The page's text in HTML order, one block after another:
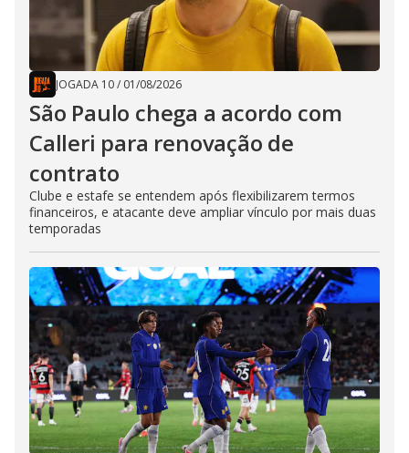
JOGADA 10/ 01/08/2026
São Paulo chega a acordo com
Calleri para renovação de
contrato
Clube e estafe se entendem após flexibilizarem termos
financeiros, e atacante deve ampliar vínculo por mais duas
temporadas